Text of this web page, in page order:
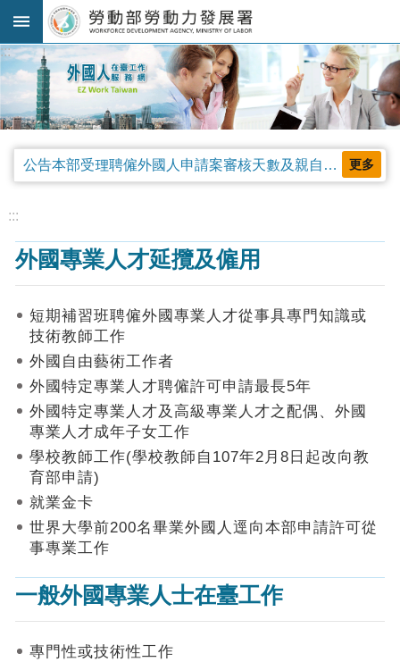
跳到主要內容區塊
進
階
搜
尋
規
公
告
及
釋
查
作
申
及
工
知
:::
公告本部受理聘僱外國人申請案審核天數及親自領件相關事項，並自中華民國115年4月13日生效。 更多
:::
外國專業人才延攬及僱用
短期補習班聘僱外國專業人才從事具專門知識或
技術教師工作
外國自由藝術工作者
外國特定專業人才聘僱許可申請最長5年
外國特定專業人才及高級專業人才之配偶、外國
專業人才成年子女工作
學校教師工作(學校教師自107年2月8日起改向教
育部申請)
就業金卡
世界大學前200名畢業外國人逕向本部申請許可從
事專業工作
一般外國專業人士在臺工作
專門性或技術性工作